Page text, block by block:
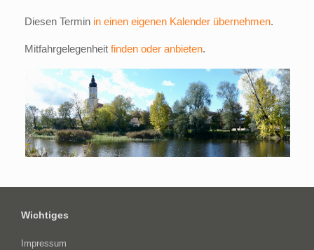
Diesen Termin in einen eigenen Kalender übernehmen.
Mitfahrgelegenheit finden oder anbieten.
Wichtiges
Impressum